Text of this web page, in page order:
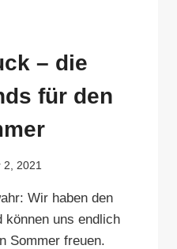
– die
für den
2, 2021
Wir haben den
können uns endlich
Sommer freuen.